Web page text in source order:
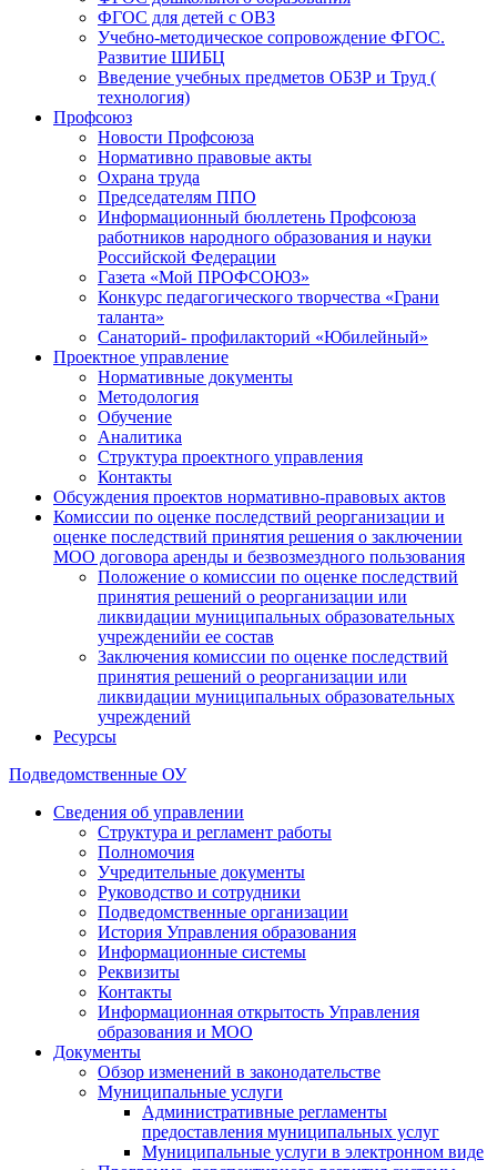
ФГОС для детей с ОВЗ
Учебно-методическое сопровождение ФГОС.
Развитие ШИБЦ
Введение учебных предметов ОБЗР и Труд (
технология)
Профсоюз
Новости Профсоюза
Нормативно правовые акты
Охрана труда
Председателям ППО
Информационный бюллетень Профсоюза
работников народного образования и науки
Российской Федерации
Газета «Мой ПРОФСОЮЗ»
Конкурс педагогического творчества «Грани
таланта»
Санаторий- профилакторий «Юбилейный»
Проектное управление
Нормативные документы
Методология
Обучение
Аналитика
Структура проектного управления
Контакты
Обсуждения проектов нормативно-правовых актов
Комиссии по оценке последствий реорганизации и
оценке последствий принятия решения о заключении
МОО договора аренды и безвозмездного пользования
Положение о комиссии по оценке последствий
принятия решений о реорганизации или
ликвидации муниципальных образовательных
учрежденийи ее состав
Заключения комиссии по оценке последствий
принятия решений о реорганизации или
ликвидации муниципальных образовательных
учреждений
Ресурсы
Подведомственные ОУ
Сведения об управлении
Структура и регламент работы
Полномочия
Учредительные документы
Руководство и сотрудники
Подведомственные организации
История Управления образования
Информационные системы
Реквизиты
Контакты
Информационная открытость Управления
образования и МОО
Документы
Обзор изменений в законодательстве
Муниципальные услуги
Административные регламенты
предоставления муниципальных услуг
Муниципальные услуги в электронном виде